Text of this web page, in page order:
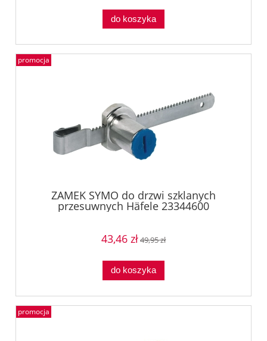
do koszyka
ZAMEK SYMO do drzwi szklanych
przesuwnych Häfele 23344600
43,46 zł49,95 zł
do koszyka
promocja
promocja